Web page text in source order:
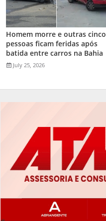
Homem morre e outras cinco
pessoas ficam feridas após
batida entre carros na Bahia
July 25, 2026